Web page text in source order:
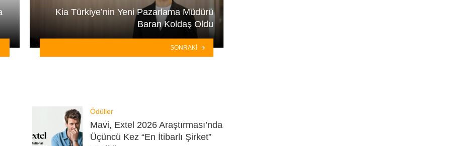
Kia Türkiye’nin Yeni Pazarlama Müdürü
Baran Koldaş Oldu
SONRAKI
Ödüller
Mavi, Extel 2026 Araştırması’nda
Üçüncü Kez “En İtibarlı Şirket”